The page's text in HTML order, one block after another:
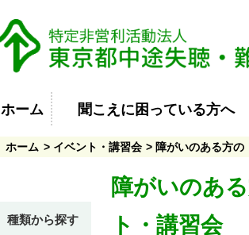
ホーム 聞こえに困っている方へ
ホーム イベント・講習会 障がいのある方
障がいのあ
ト・講習会
種類から探す